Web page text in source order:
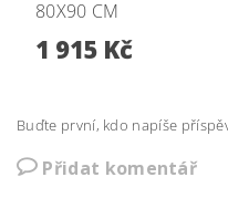
80X90 CM
1 915 Kč
Buďte první, kdo napíše
Přidat komentář